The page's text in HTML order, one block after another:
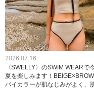
2026.07.16
〈SWELLY〉のSWIM WEARで
夏を楽しみます！
バイカラーが肌なじみがよく、